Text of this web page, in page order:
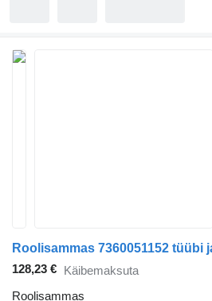
128,23 € Käibemaksuta
Roolisammas